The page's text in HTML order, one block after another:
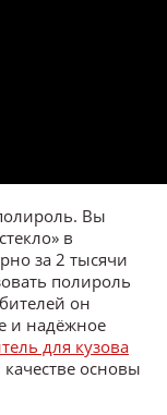
Вы
в
за 2 тысячи
полироль
он
и надёжное
для кузова
основы